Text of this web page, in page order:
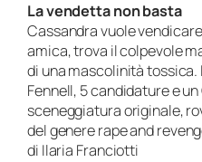
La vendetta non basta
Cassandra vuole
amica, trova il colpevole
di una mascolinità
Fennell, 5 candidature e
sceneggiatura originale,
del genere rape and
di Ilaria Franciotti